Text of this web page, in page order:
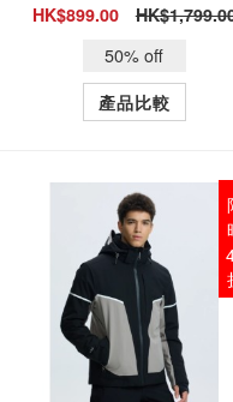
QUICK VIEW
HK$899.00
50% off
產品比較